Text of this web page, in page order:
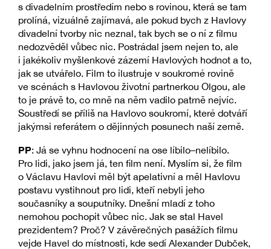
s divadelním prostředím nebo s rovinou, která se tam
prolíná, vizuálně zajímavá, ale pokud bych z Havlovy
divadelní tvorby nic neznal, tak bych se o ní z filmu
nedozvěděl vůbec nic. Postrádal jsem nejen to, ale
i jakékoliv myšlenkové zázemí Havlových hodnot a to,
jak se utvářelo. Film to ilustruje v soukromé rovině
ve scénách s Havlovou životní partnerkou Olgou, ale
to je právě to, co mně na něm vadilo patrně nejvíc.
Soustředí se příliš na Havlovo soukromí, které dotváří
jakýmsi referátem o dějinných posunech naší země.
PP: Já se vyhnu hodnocení na ose líbilo–nelíbilo.
Pro lidi, jako jsem já, ten film není. Myslím si, že film
o Václavu Havlovi měl být apelativní a měl Havlovu
postavu vystihnout pro lidi, kteří nebyli jeho
současníky a souputníky. Dnešní mladí z toho
nemohou pochopit vůbec nic. Jak se stal Havel
prezidentem? Proč? V závěrečných pasážích filmu
vejde Havel do místnosti, kde sedí Alexander Dubček,